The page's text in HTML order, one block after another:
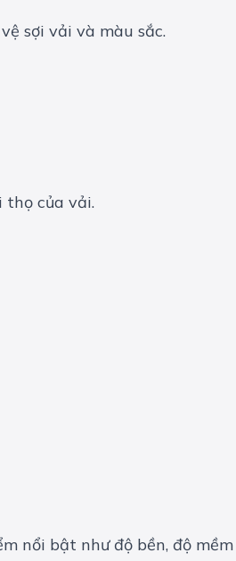
sợi vải và màu sắc.
thọ của vải.
nổi bật như độ bền, độ